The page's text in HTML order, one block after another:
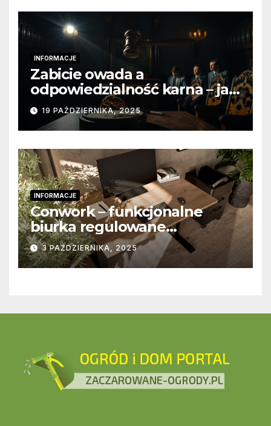
INFORMACJE
Zabicie owada a
odpowiedzialność karna – jak
wygląda to w praktyce?
19 PAŹDZIERNIKA, 2025
INFORMACJE
Conwork – funkcjonalne
biurka regulowane
stworzone z myślą o
nowoczesnych
przestrzeniach pracy
3 PAŹDZIERNIKA, 2025